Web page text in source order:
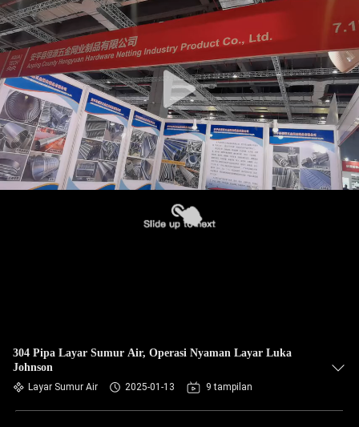
304 Pipa Layar Sumur Air, Operasi Nyaman Layar Luka
Johnson
Layar Sumur Air 2025-01-13 9 tampilan